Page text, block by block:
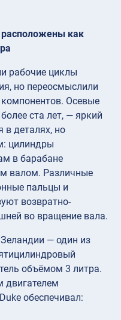
как
рабочие циклы
но переосмыслили
Осевые
ста лет, — яркий
в деталях, но
цилиндры
в барабане
валом. Различные
пальцы и
возвратно-
во вращение вала.
— один из
объёмом 3 литра.
двигателем
обеспечивал: